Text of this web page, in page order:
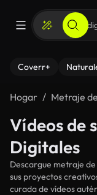
Coverr+
Hogar Metraje
Vídeos de
Digitales
Descargue metraje
sus proyectos
curada de vídeos